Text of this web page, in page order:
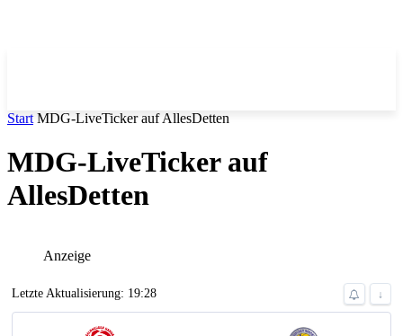
Start MDG-LiveTicker auf AllesDetten
MDG-LiveTicker auf
AllesDetten
Anzeige
Letzte Aktualisierung: 19:28 ↓